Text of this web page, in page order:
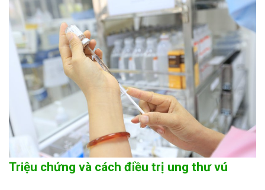
Triệu chứng và cách điều trị ung thư vú